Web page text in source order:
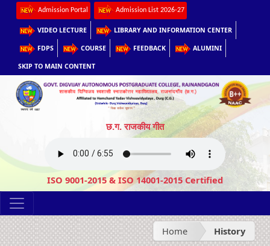
Admission Portal Admission List 2026-27
VIDEO LECTURE LIBRARY AND INFORMATION CENTER
FDPS COURSE FEEDBACK ALUMINI
SKIP TO MAIN CONTENT
छ.ग. राजकीय गीत
ISO 9001-2015 & ISO 14001-2015 Certified
Home History